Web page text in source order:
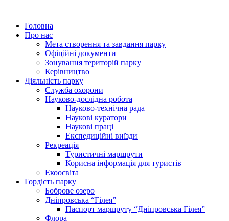
Головна
Про нас
Мета створення та завдання парку
Офіційні документи
Зонування територій парку
Керівництво
Діяльність парку
Служба охорони
Науково-дослідна робота
Науково-технічна рада
Наукові куратори
Наукові праці
Експедиційні виїзди
Рекреація
Туристичні маршрути
Корисна інформація для туристів
Екоосвіта
Гордість парку
Боброве озеро
Дніпровська “Гілея”
Паспорт маршруту “Дніпровська Гілея”
Флора